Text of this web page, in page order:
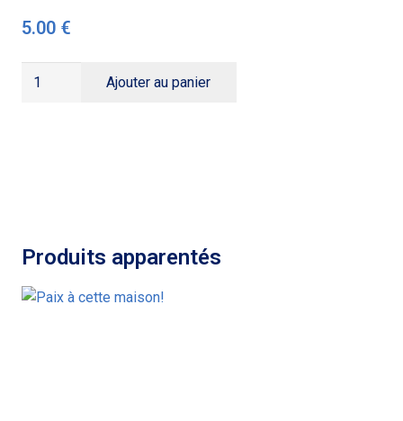
5.00 €
quantité
Ajouter au panier
Produits apparentés